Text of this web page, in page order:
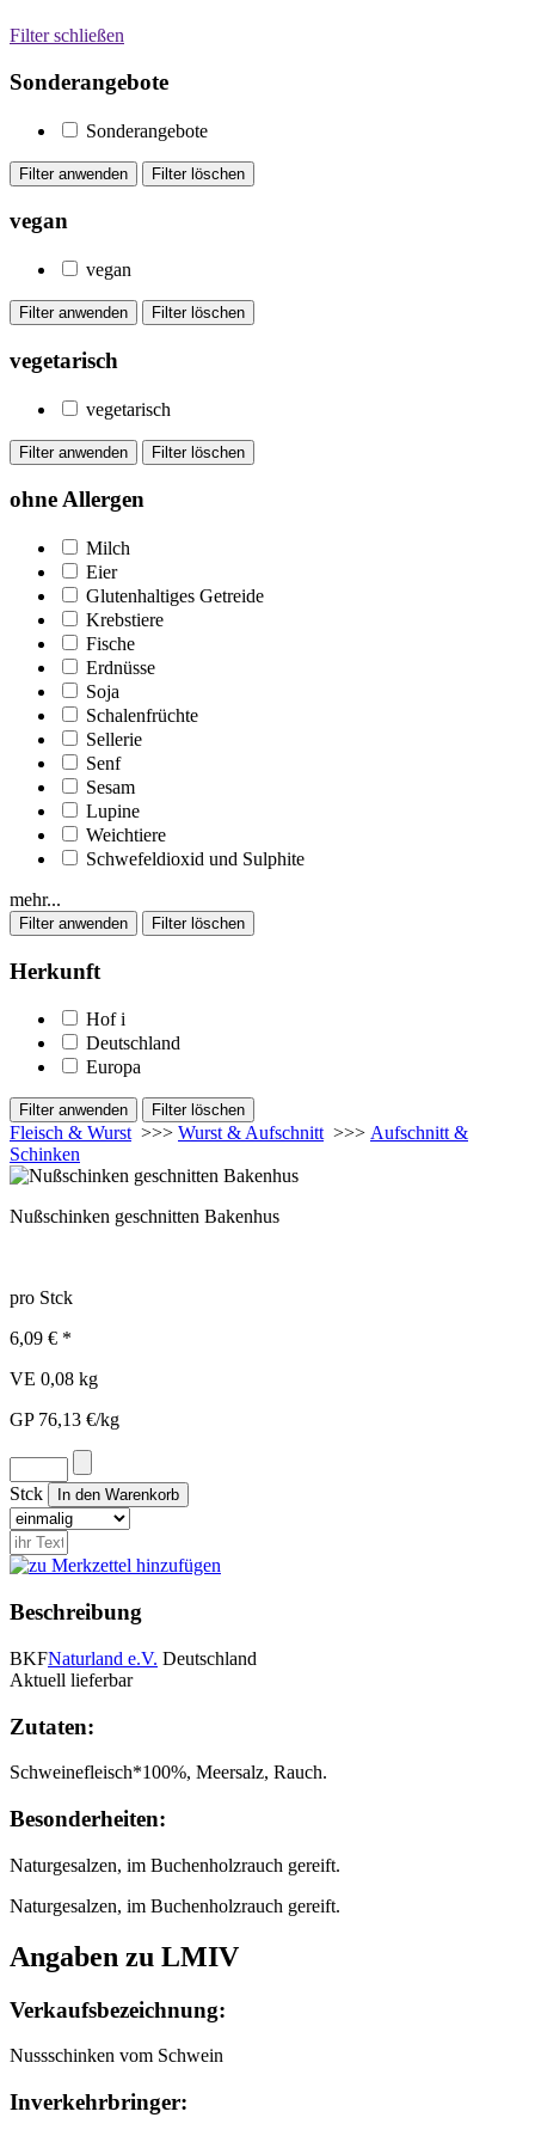
Filter schließen
Sonderangebote
Sonderangebote
vegan
vegan
vegetarisch
vegetarisch
ohne Allergen
Milch
Eier
Glutenhaltiges Getreide
Krebstiere
Fische
Erdnüsse
Soja
Schalenfrüchte
Sellerie
Senf
Sesam
Lupine
Weichtiere
Schwefeldioxid und Sulphite
mehr...
Herkunft
Hof i
Deutschland
Europa
Fleisch & Wurst >>> Wurst & Aufschnitt >>> Aufschnitt &
Schinken
Nußschinken geschnitten Bakenhus
pro Stck
6,09 € *
VE 0,08 kg
GP 76,13 €/kg
Stck
Beschreibung
BKFNaturland e.V. Deutschland
Aktuell lieferbar
Zutaten:
Schweinefleisch*100%, Meersalz, Rauch.
Besonderheiten:
Naturgesalzen, im Buchenholzrauch gereift.
Naturgesalzen, im Buchenholzrauch gereift.
Angaben zu LMIV
Verkaufsbezeichnung:
Nussschinken vom Schwein
Inverkehrbringer: